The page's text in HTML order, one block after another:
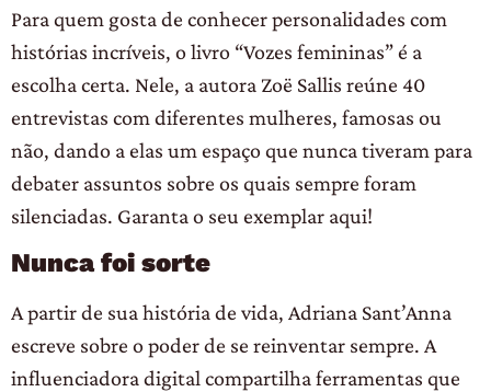
Para quem gosta de conhecer personalidades com
histórias incríveis, o livro “Vozes femininas” é a
escolha certa. Nele, a autora Zoë Sallis reúne 40
entrevistas com diferentes mulheres, famosas ou
não, dando a elas um espaço que nunca tiveram para
debater assuntos sobre os quais sempre foram
silenciadas. Garanta o seu exemplar aqui!
Nunca foi sorte
A partir de sua história de vida, Adriana Sant’Anna
escreve sobre o poder de se reinventar sempre. A
influenciadora digital compartilha ferramentas que